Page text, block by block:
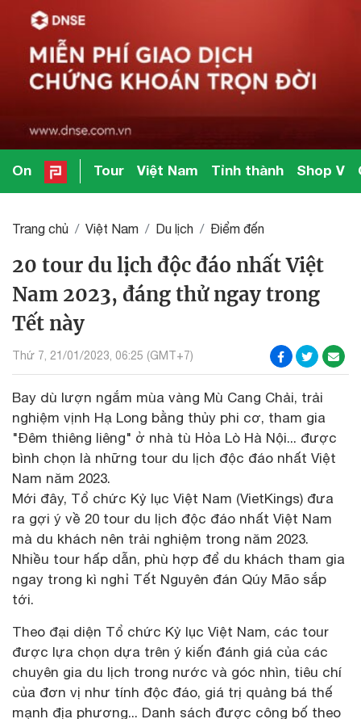
On Tour Việt Nam Tỉnh thành Shop V
Trang chủ Việt Nam Du lịch Điểm đến
20 tour du lịch độc đáo nhất Việt
Nam 2023, đáng thử ngay trong
Tết này
Thứ 7, 21/01/2023, 06:25 (GMT+7)
Bay dù lượn ngắm mùa vàng Mù Cang Chải, trải
nghiệm vịnh Hạ Long bằng thủy phi cơ, tham gia
"Đêm thiêng liêng" ở nhà tù Hỏa Lò Hà Nội... được
bình chọn là những tour du lịch độc đáo nhất Việt
Nam năm 2023.
Mới đây, Tổ chức Kỷ lục Việt Nam (VietKings) đưa
ra gợi ý về 20 tour du lịch độc đáo nhất Việt Nam
mà du khách nên trải nghiệm trong năm 2023.
Nhiều tour hấp dẫn, phù hợp để du khách tham gia
ngay trong kì nghỉ Tết Nguyên đán Qúy Mão sắp
tới.
Theo đại diện Tổ chức Kỷ lục Việt Nam, các tour
được lựa chọn dựa trên ý kiến đánh giá của các
chuyên gia du lịch trong nước và góc nhìn, tiêu chí
của đơn vị như tính độc đáo, giá trị quảng bá thế
mạnh địa phương... Danh sách được công bố theo